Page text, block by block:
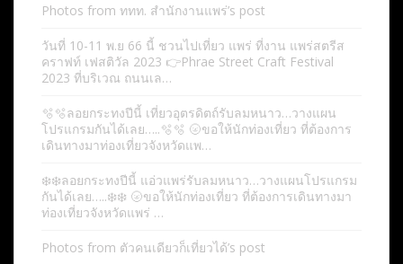
Photos from ททท. สำนักงานแพร่’s post
วันที่ 10-11 พ.ย 66 นี้ ชวนไปเที่ยว แพร่ ที่งาน แพร่สตรีส
คราฟท์ เฟสติวัล 2023 👉Phrae Street Craft Festival
2023 ที่บริเวณ ถนนเล…
🫧🫧ลอยกระทงปีนี้ เที่ยวอุตรดิตถ์รับลมหนาว…วางแผน
โปรแกรมกันได้เลย…..🫧🫧 🌝ขอให้นักท่องเที่ยว ที่ต้องการ
เดินทางมาท่องเที่ยวจังหวัดแพ…
❄️❄️ลอยกระทงปีนี้ แอ่วแพร่รับลมหนาว…วางแผนโปรแกรม
กันได้เลย…..❄️❄️ 🌝ขอให้นักท่องเที่ยว ที่ต้องการเดินทางมา
ท่องเที่ยวจังหวัดแพร่ …
Photos from ตัวคนเดียวก็เที่ยวได้’s post